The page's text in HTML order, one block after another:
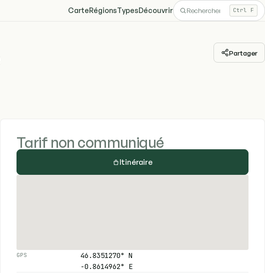
CarteRégionsTypesDécouvrir Ctrl F
Partager
Tarif non communiqué
Itinéraire
GPS
46.8351270° N
-0.8614962° E